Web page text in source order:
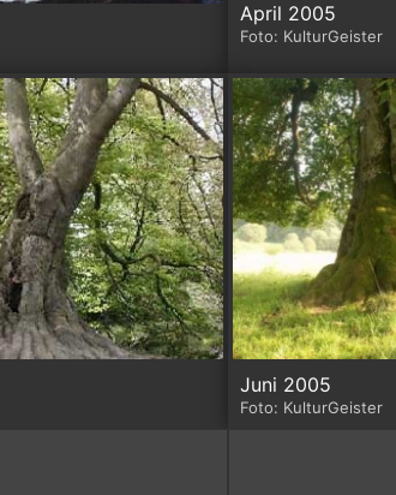
April 2005
Foto: KulturGeister
Juni 2005
Foto: KulturGeister